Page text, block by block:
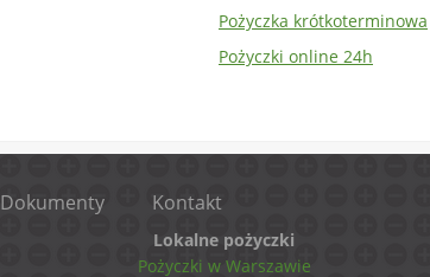
Pożyczka krótkoterminowa
Pożyczki online 24h
Dokumenty Kontakt
Lokalne pożyczki
Pożyczki w Warszawie